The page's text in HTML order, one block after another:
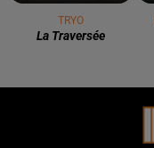
TRYO
La Traversée